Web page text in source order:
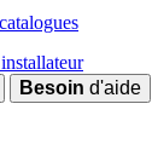
Besoin d'aide